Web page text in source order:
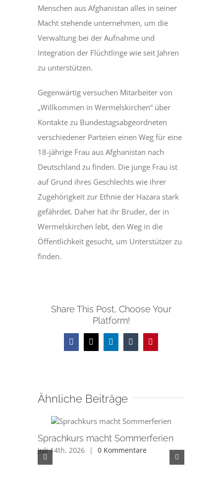
Menschen aus Afghanistan alles in seiner
Macht stehende unternehmen, um die
Verwaltung bei der Aufnahme und
Integration der Flüchtlinge wie seit Jahren
zu unterstützen.
Gegenwärtig versuchen Mitarbeiter von
„Willkommen in Wermelskirchen“ über
Kontakte zu Bundestagsabgeordneten
verschiedener Parteien einen Weg für eine
18-jährige Frau aus Afghanistan nach
Deutschland zu finden. Die junge Frau ist
auf Grund ihres Geschlechts wie ihrer
Zugehörigkeit zur Ethnie der Hazara stark
gefährdet. Daher hat ihr Bruder, der in
Wermelskirchen lebt, den Weg in die
Öffentlichkeit gesucht, um Unterstützer zu
finden.
Share This Post, Choose Your
Platform!
Facebook
X LinkedInTumblrPinterest
Ähnliche Beiträge
Sprachkurs macht Sommerferien
Juli 14th, 2026 | 0 Kommentare